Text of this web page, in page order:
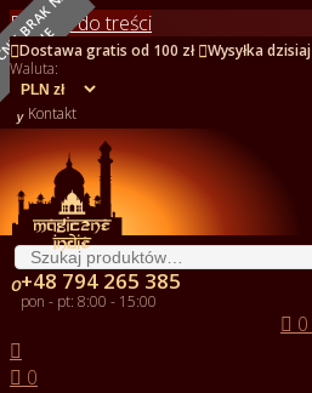
Przejdź do treści
Dostawa gratis od 100 zł Wysyłka dzisiaj
Waluta:
 Kontakt
+48 794 265 385
pon - pt: 8:00 - 15:00
 0

 0
E